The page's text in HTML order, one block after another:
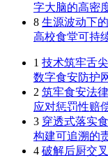
字大脑的高密
8 生源波动下
高校食堂可持
1 技术筑牢舌
数字食安防护
2 筑牢食安法
应对惩罚性赔
3 穿透式落实
构建可追溯的
4 破解后厨交